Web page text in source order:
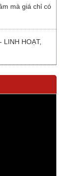
mà giá chỉ có
HOẠT,